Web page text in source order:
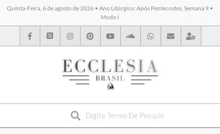
Quinta-Feira, 6 de agosto de 2026 • Ano Litúrgico: Após Pentecostes, Semana 9 •
Modo I
BYBLOS